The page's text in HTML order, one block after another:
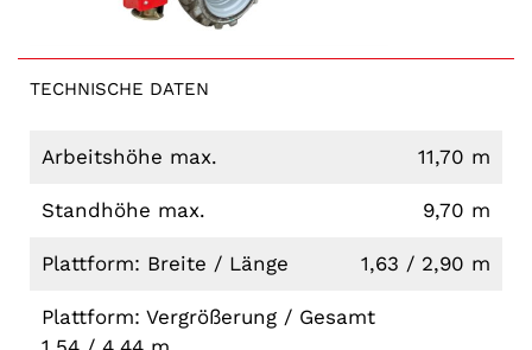
TECHNISCHE DATEN
Arbeitshöhe max. 11,70 m
Standhöhe max. 9,70 m
Plattform: Breite / Länge 1,63 / 2,90 m
Plattform: Vergrößerung / Gesamt